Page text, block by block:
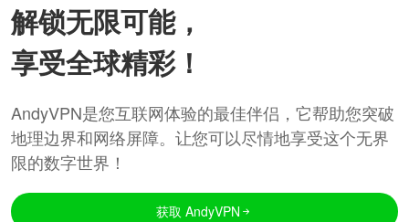
解锁无限可能，
享受全球精彩！
AndyVPN是您互联网体验的最佳伴侣，它帮助您突破
地理边界和网络屏障。让您可以尽情地享受这个无界
限的数字世界！
获取 AndyVPN